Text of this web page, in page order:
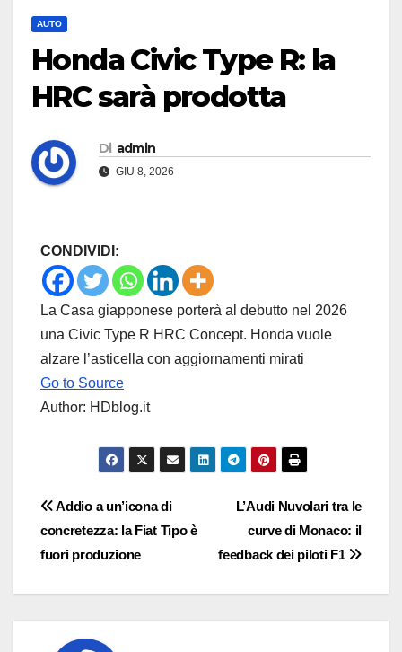
AUTO
Honda Civic Type R: la
HRC sarà prodotta
Di admin
GIU 8, 2026
CONDIVIDI:
La Casa giapponese porterà al debutto nel 2026
una Civic Type R HRC Concept. Honda vuole
alzare l’asticella con aggiornamenti mirati
Go to Source
Author: HDblog.it
Navigazione
articoli
L’Audi Nuvolari tra le
curve di Monaco: il
feedback dei piloti F1
Addio a un’icona di
concretezza: la Fiat Tipo è
fuori produzione